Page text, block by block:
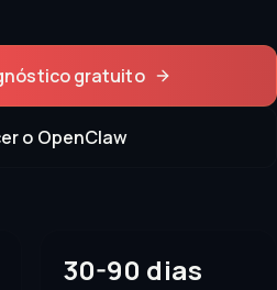
gratuito
o OpenClaw
30-90 dias